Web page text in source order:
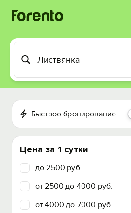
Быстрое бронирование
Цена за 1 сутки
до 2500 руб.
от 2500 до 4000 руб.
от 4000 до 7000 руб.